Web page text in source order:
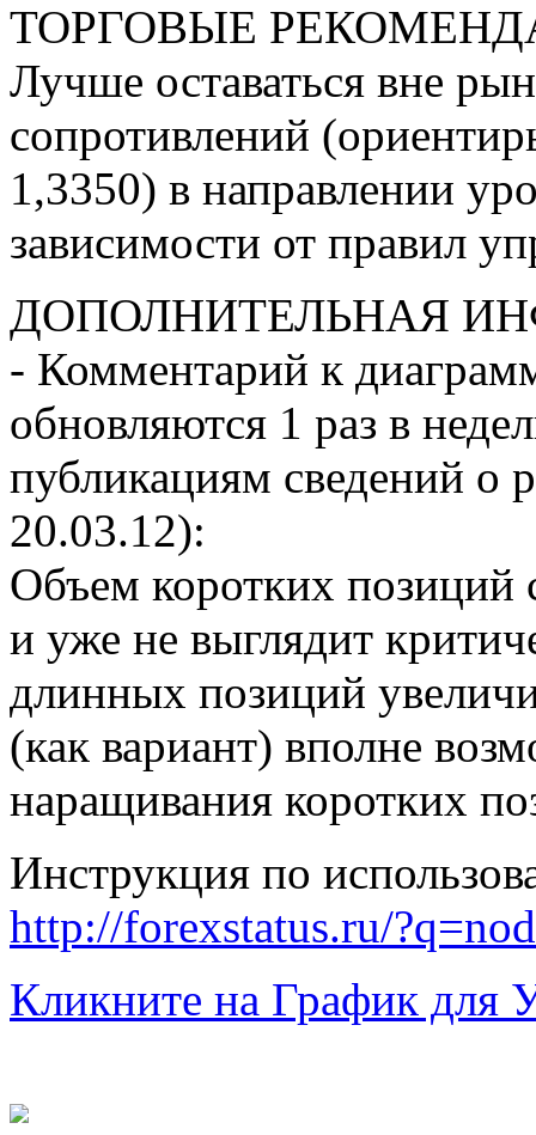
ТОРГОВЫЕ
Лучше оставаться вне
сопротивлений
1,3350) в направлении
зависимости от правил
ДОПОЛНИТЕЛЬНАЯ
- Комментарий к
обновляются 1 раз в
публикациям сведений о
20.03.12):
Объем коротких позиций
и уже не выглядит
длинных позиций
(как вариант) вполне
наращивания коротких
Инструкция по
http://forexstatus.ru/
Кликните на График для